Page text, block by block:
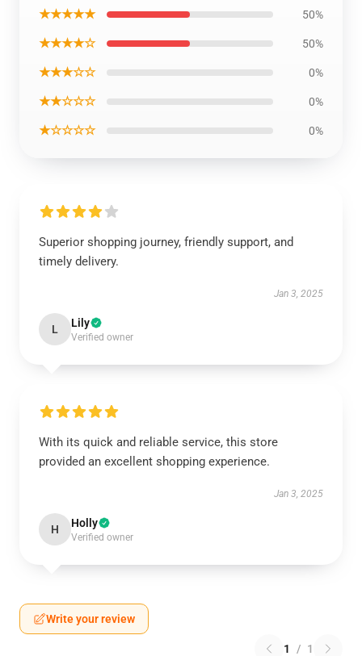
★★★★★ 50%
★★★★☆ 50%
★★★☆☆ 0%
★★☆☆☆ 0%
★☆☆☆☆ 0%
Superior shopping journey, friendly support, and
timely delivery.
Jan 3, 2025
L Lily
Verified owner
With its quick and reliable service, this store
provided an excellent shopping experience.
Jan 3, 2025
H Holly
Verified owner
Write your review
1 / 1